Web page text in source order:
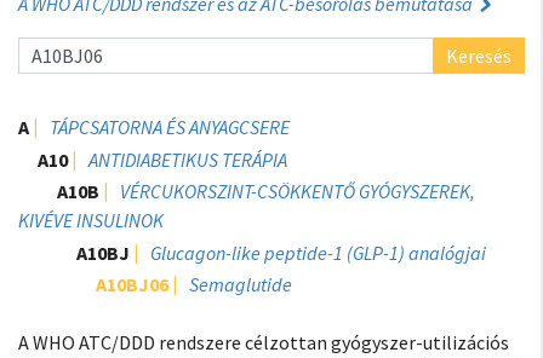
Keresés
A
TÁPCSATORNA ÉS ANYAGCSERE
A10
ANTIDIABETIKUS TERÁPIA
A10B
VÉRCUKORSZINT-CSÖKKENTŐ GYÓGYSZEREK,
KIVÉVE INSULINOK
A10BJ
Glucagon-like peptide-1 (GLP-1) analógjai
A10BJ06
Semaglutide
A WHO ATC/DDD rendszere célzottan gyógyszer-utilizációs